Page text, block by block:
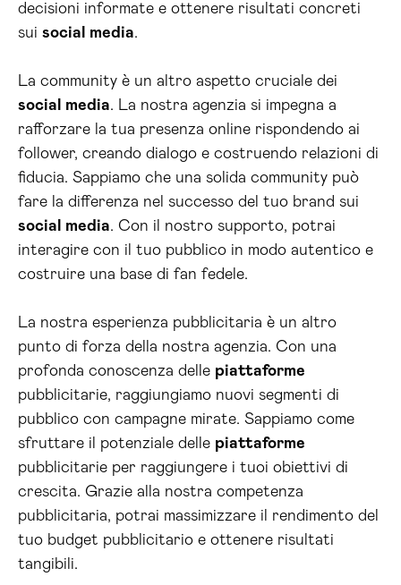
decisioni informate e ottenere risultati concreti
sui social media.
La community è un altro aspetto cruciale dei
social media. La nostra agenzia si impegna a
rafforzare la tua presenza online rispondendo ai
follower, creando dialogo e costruendo relazioni di
fiducia. Sappiamo che una solida community può
fare la differenza nel successo del tuo brand sui
social media. Con il nostro supporto, potrai
interagire con il tuo pubblico in modo autentico e
costruire una base di fan fedele.
La nostra esperienza pubblicitaria è un altro
punto di forza della nostra agenzia. Con una
profonda conoscenza delle piattaforme
pubblicitarie, raggiungiamo nuovi segmenti di
pubblico con campagne mirate. Sappiamo come
sfruttare il potenziale delle piattaforme
pubblicitarie per raggiungere i tuoi obiettivi di
crescita. Grazie alla nostra competenza
pubblicitaria, potrai massimizzare il rendimento del
tuo budget pubblicitario e ottenere risultati
tangibili.